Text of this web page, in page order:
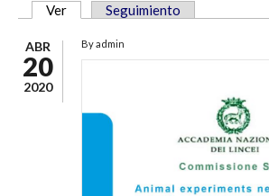
SOLAPAS PRINCIPALES
Ver (solapa activa)
Seguimiento
ABR
20
2020
By admin